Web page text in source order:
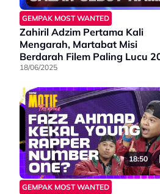
GEMPAK MOST WANTED
Zahiril Adzim Pertama Kali
Mengarah, Martabat Misi
Berdarah Filem Paling Lucu
| GMW Highlights
18/06/2025
18:50
GEMPAK MOST WANTED